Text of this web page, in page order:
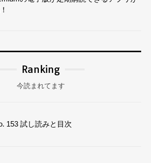
Ranking
今読まれてます
153 試し読みと目次